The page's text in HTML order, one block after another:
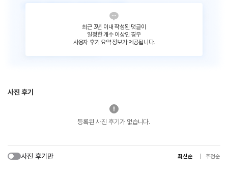
최근 3년 이내 작성된 댓글이
일정한 개수 이상인 경우
사용자 후기 요약 정보가 제공됩니다.
사진 후기
등록된 사진 후기가 없습니다.
사진 후기만 최신순 추천순